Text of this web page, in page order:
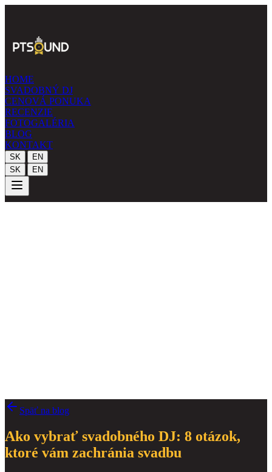
HOME
SVADOBNÝ DJ
CENOVÁ PONUKA
RECENZIE
FOTOGALÉRIA
BLOG
KONTAKT
SK |
EN
SK | EN
Späť na blog
Ako vybrať svadobného DJ: 8 otázok,
ktoré vám zachránia svadbu